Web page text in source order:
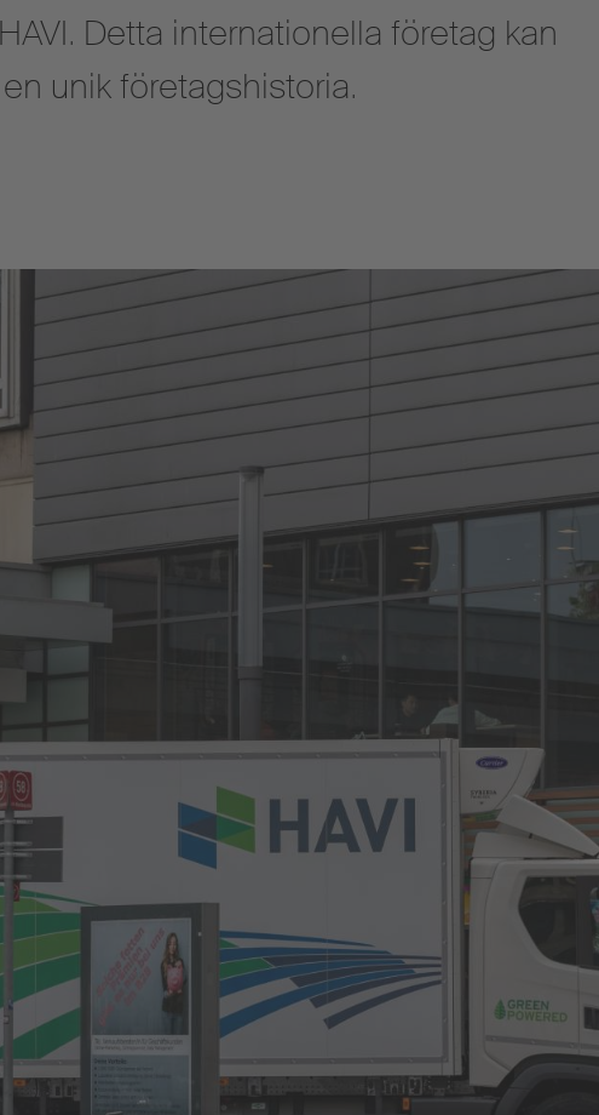
Detta internationella företag kan
unik företagshistoria.